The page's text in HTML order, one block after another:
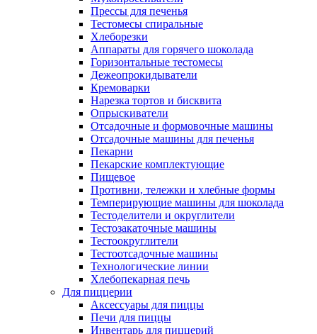
Прессы для печенья
Тестомесы спиральные
Хлеборезки
Аппараты для горячего шоколада
Горизонтальные тестомесы
Дежеопрокидыватели
Кремоварки
Нарезка тортов и бисквита
Опрыскиватели
Отсадочные и формовочные машины
Отсадочные машины для печенья
Пекарни
Пекарские комплектующие
Пищевое
Противни, тележки и хлебные формы
Темперирующие машины для шоколада
Тестоделители и округлители
Тестозакаточные машины
Тестоокруглители
Тестоотсадочные машины
Технологические линии
Хлебопекарная печь
Для пиццерии
Аксессуары для пиццы
Печи для пиццы
Инвентарь для пиццерий